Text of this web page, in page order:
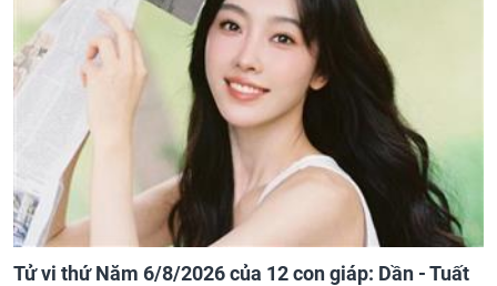
Tử vi thứ Năm 6/8/2026 của 12 con giáp: Dần - Tuất